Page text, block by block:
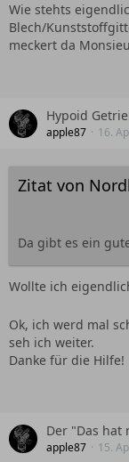
Wie stehts
Blech/
meckert da
Hypoid
apple87 16.
Zitat von
Da gibt es ein
Wollte ich
Ok, ich werd mal
seh ich weiter.
Danke für die Hilfe!
Der "Das hat
apple87 15.